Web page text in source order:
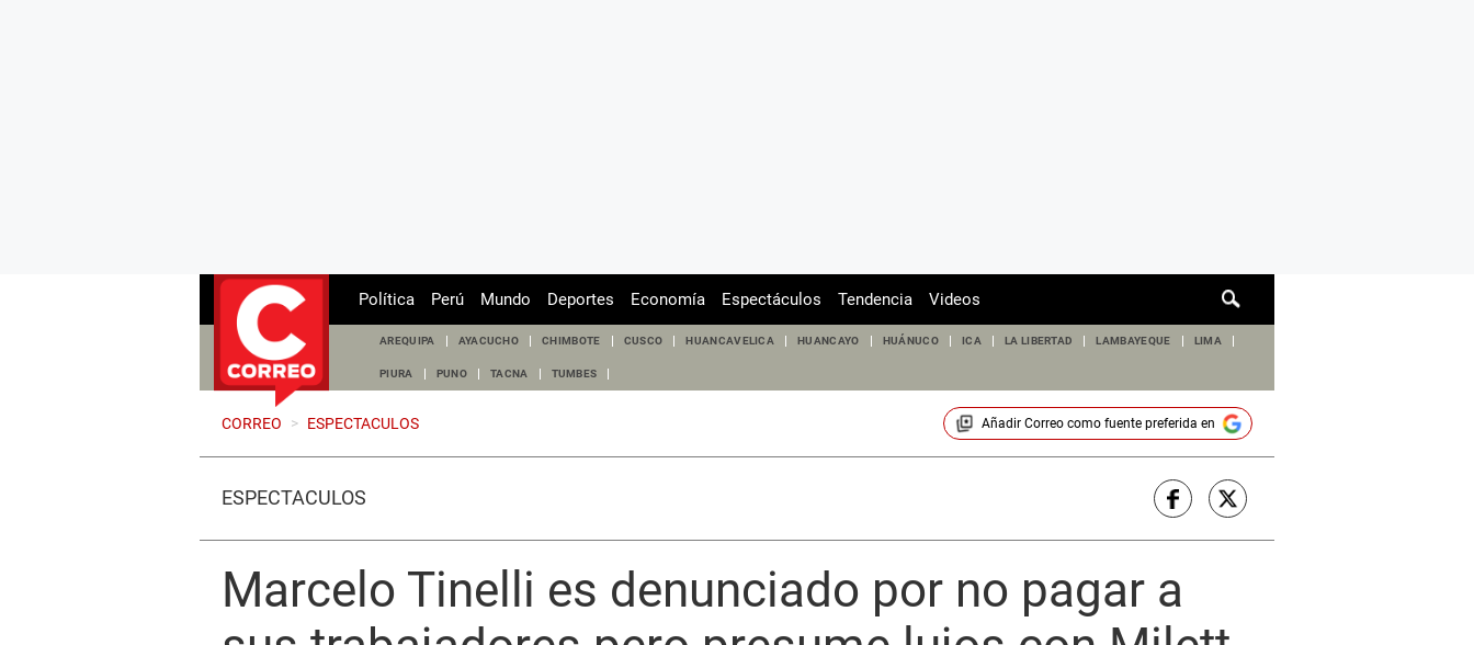
de
Política Perú Mundo Deportes Economía Espectáculos Tendencia Videos
AREQUIPA AYACUCHO CHIMBOTE CUSCO HUANCAVELICA HUANCAYO HUÁNUCO ICA LA LIBERTAD LAMBAYEQUE LIMA
PIURA PUNO TACNA TUMBES
CORREO > ESPECTACULOS Añadir Correocomo fuente preferida en
ESPECTÁCULOS
Marcelo Tinelli es denunciado por no pagar a